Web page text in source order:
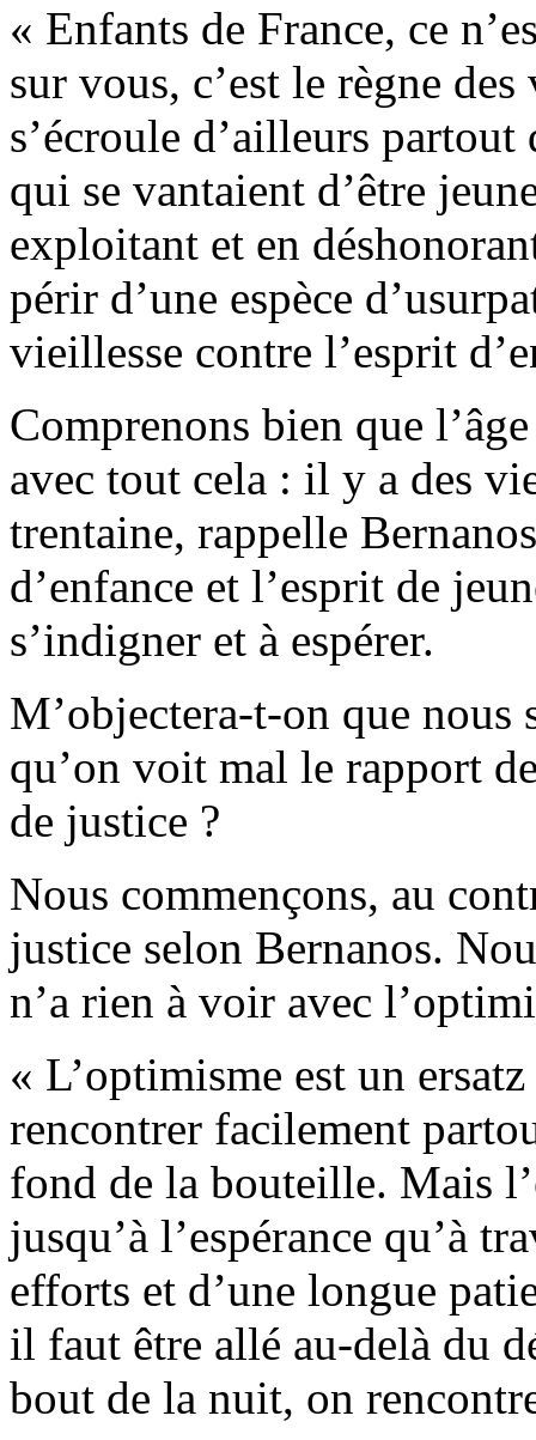
« Enfants de France, ce
sur vous, c’est le règne
s’écroule d’ailleurs
qui se vantaient d’être
exploitant et en
périr d’une espèce
vieillesse contre l’esprit
Comprenons bien que
avec tout cela : il y a des
trentaine, rappelle
d’enfance et l’esprit de
s’indigner et à espérer.
M’objectera-t-on que nous
qu’on voit mal le rapport
de justice ?
Nous commençons, au
justice selon Bernanos.
n’a rien à voir avec
« L’optimisme est un
rencontrer facilement
fond de la bouteille. Mais
jusqu’à l’espérance qu’à
efforts et d’une longue
il faut être allé au-delà du
bout de la nuit, on